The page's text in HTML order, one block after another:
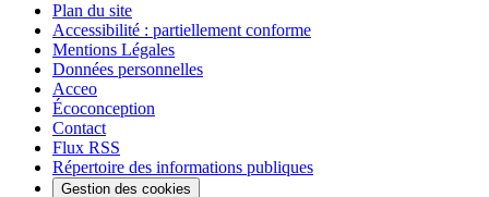
Plan du site
Accessibilité : partiellement conforme
Mentions Légales
Données personnelles
Acceo
Écoconception
Contact
Flux RSS
Répertoire des informations publiques
Gestion des cookies